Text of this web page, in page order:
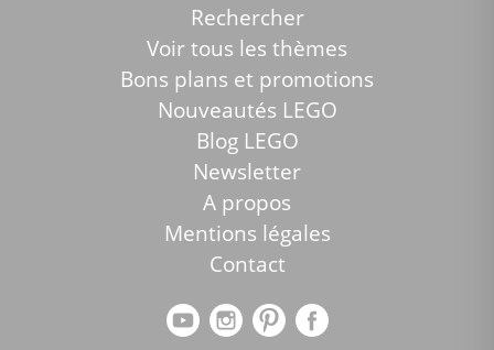
Rechercher
Voir tous les thèmes
Bons plans et promotions
Nouveautés LEGO
Blog LEGO
Newsletter
A propos
Mentions légales
Contact